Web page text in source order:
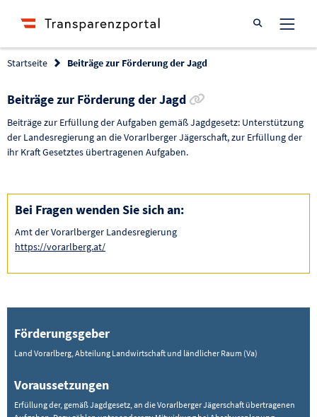
Suche öffnen
Startseite Beiträge zur Förderung der Jagd
Beiträge zur Förderung der Jagd
Beiträge zur Erfüllung der Aufgaben gemäß Jagdgesetz: Unterstützung
der Landesregierung an die Vorarlberger Jägerschaft, zur Erfüllung der
ihr Kraft Gesetztes übertragenen Aufgaben.
Bei Fragen wenden Sie sich an:
Amt der Vorarlberger Landesregierung
https://vorarlberg.at/
Förderungsgeber
Land Vorarlberg, Abteilung Landwirtschaft und ländlicher Raum (Va)
Voraussetzungen
Erfüllung der, gemäß Jagdgesetz, an die Vorarlberger Jägerschaft übertragenen